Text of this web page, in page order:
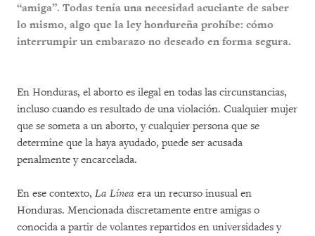
“amiga”. Todas tenía una necesidad acuciante de saber
lo mismo, algo que la ley hondureña prohíbe: cómo
interrumpir un embarazo no deseado en forma segura.
En Honduras, el aborto es ilegal en todas las circunstancias,
incluso cuando es resultado de una violación. Cualquier mujer
que se someta a un aborto, y cualquier persona que se
determine que la haya ayudado, puede ser acusada
penalmente y encarcelada.
En ese contexto, La Línea era un recurso inusual en
Honduras. Mencionada discretamente entre amigas o
conocida a partir de volantes repartidos en universidades y